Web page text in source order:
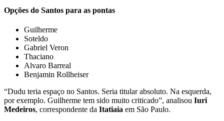
Opções do Santos para as pontas
Guilherme
Soteldo
Gabriel Veron
Thaciano
Alvaro Barreal
Benjamin Rollheiser
“Dudu teria espaço no Santos. Seria titular absoluto. Na esquerda,
por exemplo. Guilherme tem sido muito criticado”, analisou Iuri
Medeiros, correspondente da Itatiaia em São Paulo.